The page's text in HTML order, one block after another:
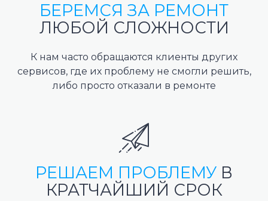
БЕРЕМСЯ ЗА РЕМОНТ
ЛЮБОЙ СЛОЖНОСТИ
К нам часто обращаются клиенты других
сервисов, где их проблему не смогли решить,
либо просто отказали в ремонте
РЕШАЕМ ПРОБЛЕМУ В
КРАТЧАЙШИЙ СРОК